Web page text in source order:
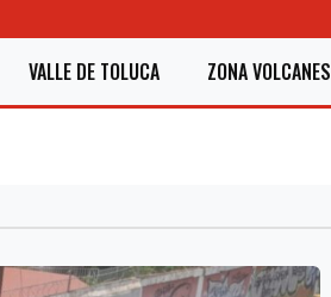
VALLE DE TOLUCA ZONA VOLCANES